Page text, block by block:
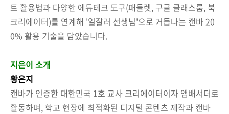
트 활용법과 다양한 에듀테크 도구(패들렛, 구글 클래스룸, 북
크리에이터)를 연계해 '일잘러 선생님'으로 거듭나는 캔바 20
0% 활용 기술을 담았습니다.
지은이 소개
황은지
캔바가 인증한 대한민국 1호 교사 크리에이터이자 앰배서더로
활동하며, 학교 현장에 최적화된 디지털 콘텐츠 제작과 캔바